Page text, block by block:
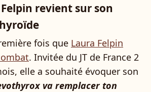
revient sur son
fois que Laura Felpin
. Invitée du JT de France 2
elle a souhaité évoquer son
va remplacer ton